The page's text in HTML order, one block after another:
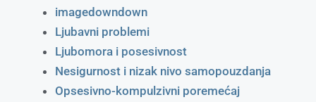
imagedowndown
Ljubavni problemi
Ljubomora i posesivnost
Nesigurnost i nizak nivo samopouzdanja
Opsesivno-kompulzivni poremećaj